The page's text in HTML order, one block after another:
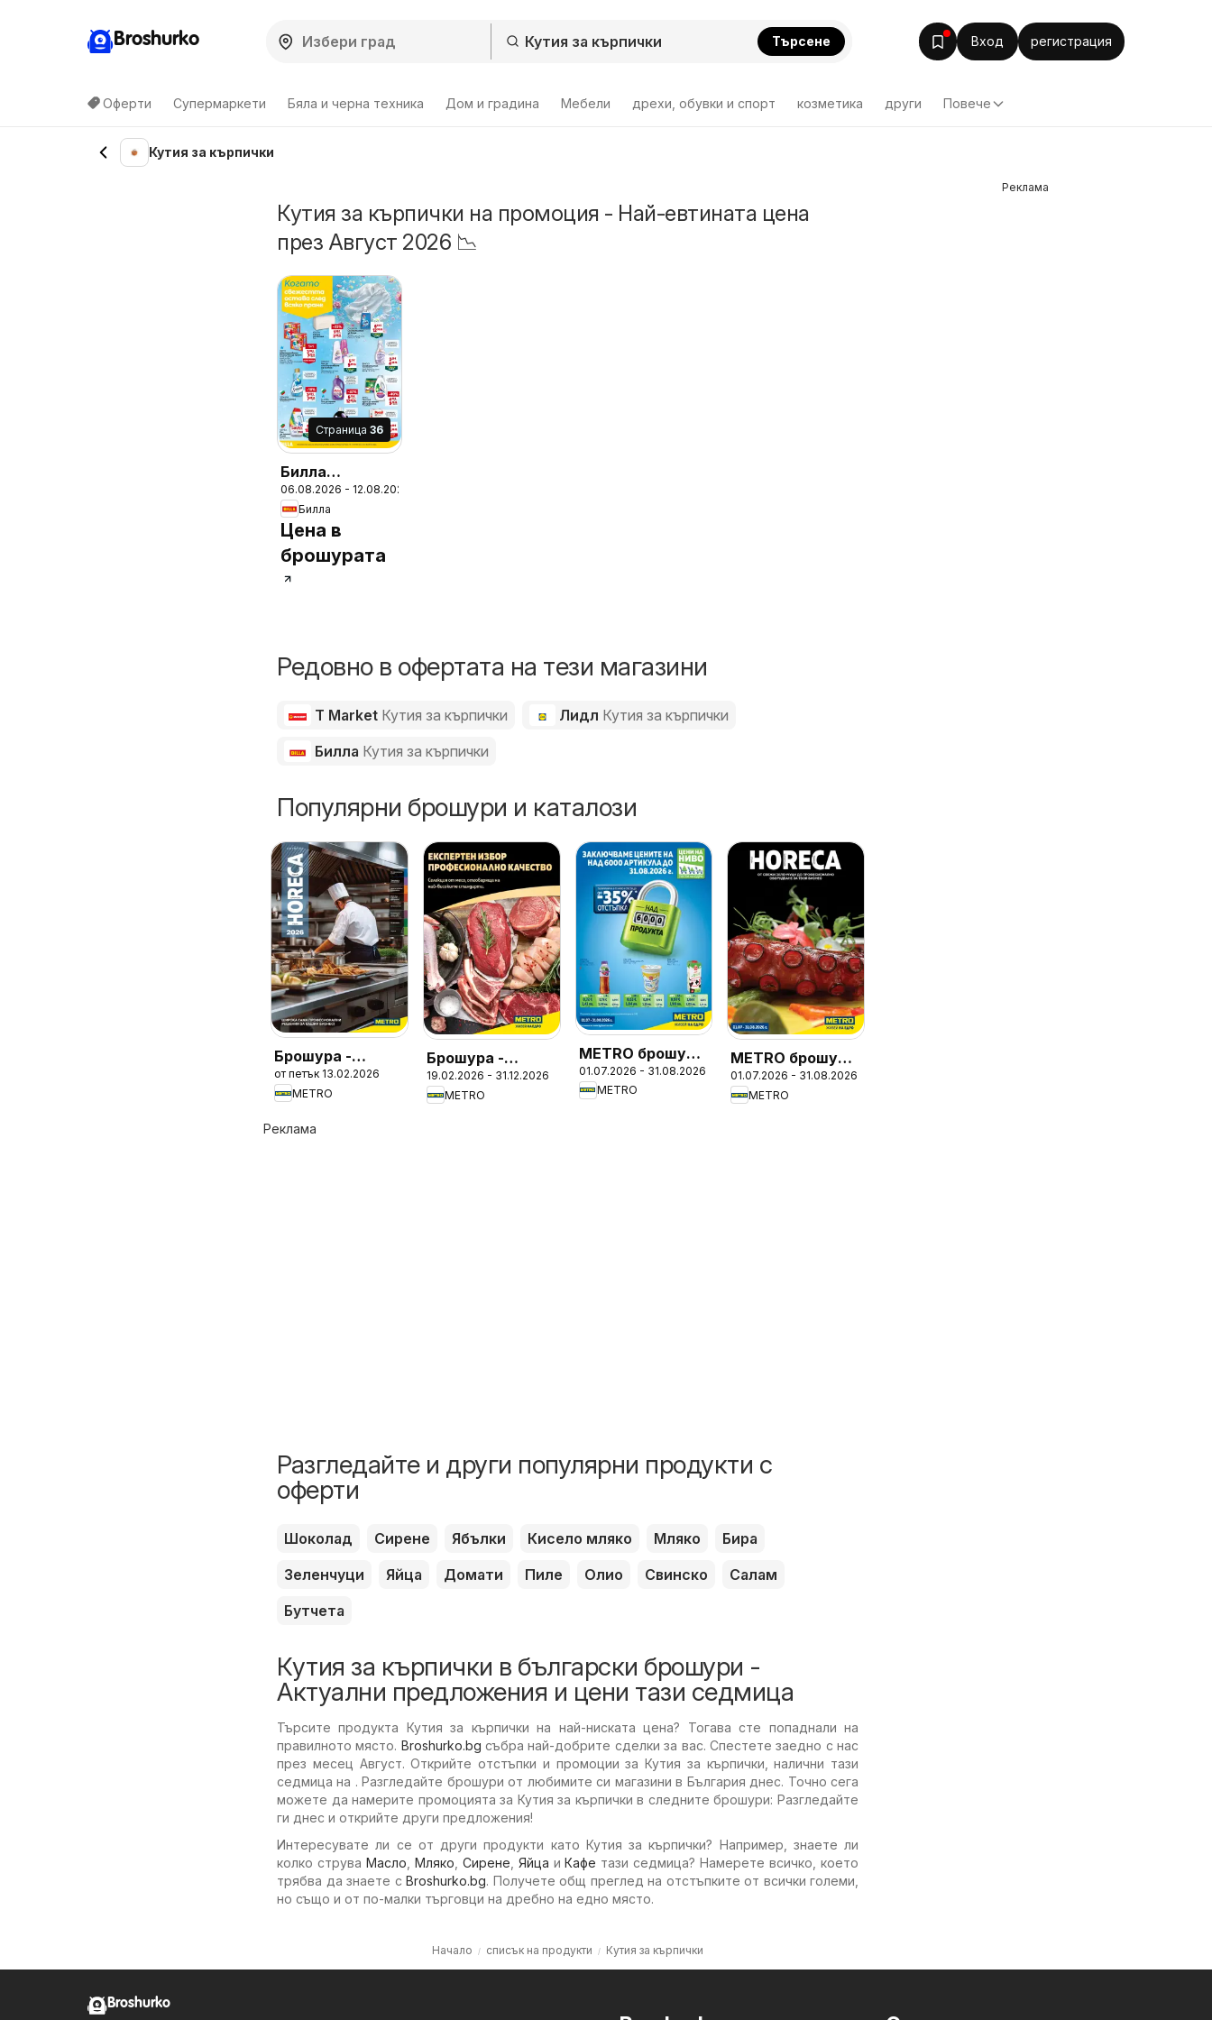
Broshurko Търсене Вход регистрация
Оферти Супермаркети Бяла и черна техника Дом и градина Мебели дрехи, обувки и спорт козметика други Повече
Кутия за кърпички
Кутия за кърпички на промоция - Най-евтината цена
през Август 2026 📉
Cтраница 36
Билла
Седмична
брошура
06.08.2026 - 12.08.2026
Билла
Цена в
брошурата
Редовно в офертата на тези магазини
T Market Кутия за кърпички Лидл Кутия за кърпички
Билла Кутия за кърпички
Популярни брошури и каталози
Брошура -
HoReCa решения
2026
от петък 13.02.2026
METRO
Брошура -
Месото
19.02.2026 - 31.12.2026
METRO
METRO брошура
- Цени на ниво
01.07.2026 - 31.08.2026
METRO
METRO брошура
- ХоРеКа
Хранителни
01.07.2026 - 31.08.2026
METRO
Реклама
Разгледайте и други популярни продукти с
оферти
Шоколад Сирене Ябълки Кисело мляко Мляко
Бира
Зеленчуци
Яйца Домати Пиле Олио Свинско
Салам
Бутчета
Кутия за кърпички в български брошури -
Актуални предложения и цени тази седмица
Търсите продукта Кутия за кърпички на най-ниската цена? Тогава сте попаднали на
правилното място. Broshurko.bg събра най-добрите сделки за вас. Спестете заедно с нас
през месец Август. Открийте отстъпки и промоции за Кутия за кърпички, налични тази
седмица на . Разгледайте брошури от любимите си магазини в България днес. Точно сега
можете да намерите промоцията за Кутия за кърпички в следните брошури: Разгледайте
ги днес и открийте други предложения!
Интересувате ли се от други продукти като Кутия за кърпички? Например, знаете ли
колко струва Масло Мляко Сирене Яйца иКафе тази седмица? Намерете всичко, което
трябва да знаете с Broshurko.bg. Получете общ преглед на отстъпките от всички големи,
но също и от по-малки търговци на дребно на едно място.
Начало списък на продукти Кутия за кърпички
Реклама
Broshurko